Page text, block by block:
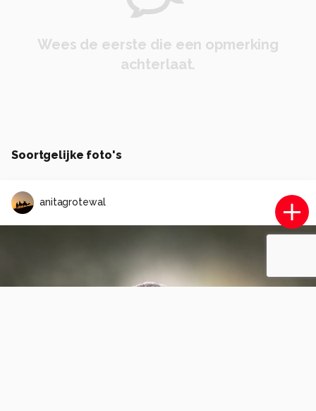
Wees de eerste die een opmerking
achterlaat.
Soortgelijke foto's
anitagrotewal